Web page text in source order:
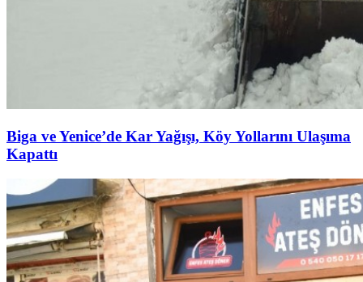
Biga ve Yenice’de Kar Yağışı, Köy Yollarını Ulaşıma
Kapattı